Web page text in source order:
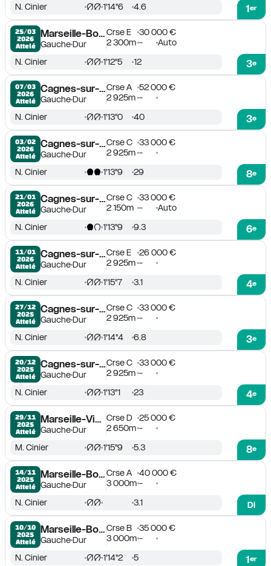
1er
N. Cinier 1'14''6 4.6
25/03
2026
Attelé
Marseille-Borély
GaucheDur
Crse E
30 000 €
2 300m - Auto
3e
N. Cinier 1'12''5 12
07/03
2026
Attelé
Cagnes-sur-Mer
GaucheDur
Crse A
52 000 €
2 925m -
3e
N. Cinier 1'13''0 40
03/02
2026
Attelé
Cagnes-sur-Mer
GaucheDur
Crse C
33 000 €
2 925m -
8e
N. Cinier 1'13''9 29
21/01
2026
Attelé
Cagnes-sur-Mer
GaucheDur
Crse C
33 000 €
2 150m - Auto
6e
N. Cinier 1'13''9 9.3
11/01
2026
Attelé
Cagnes-sur-Mer
GaucheDur
Crse E
26 000 €
2 925m -
4e
N. Cinier 1'15''7 3.1
27/12
2025
Attelé
Cagnes-sur-Mer
GaucheDur
Crse C
33 000 €
2 925m -
3e
N. Cinier 1'14''4 6.8
20/12
2025
Attelé
Cagnes-sur-Mer
GaucheDur
Crse C
33 000 €
2 925m -
4e
N. Cinier 1'13''1 23
29/11
2025
Attelé
Marseille-Vivaux
GaucheDur
Crse D
25 000 €
2 650m -
8e
M. Cinier 1'15''9 5.3
14/11
2025
Attelé
Marseille-Borély
GaucheDur
Crse A
40 000 €
3 000m -
Di
N. Cinier 3.1
10/10
2025
Attelé
Marseille-Borély
GaucheDur
Crse B
35 000 €
3 000m -
1er
N. Cinier 1'14''2 5